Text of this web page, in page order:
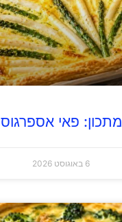
מתכון: פאי אספרגוס
6 באוגוסט 2026